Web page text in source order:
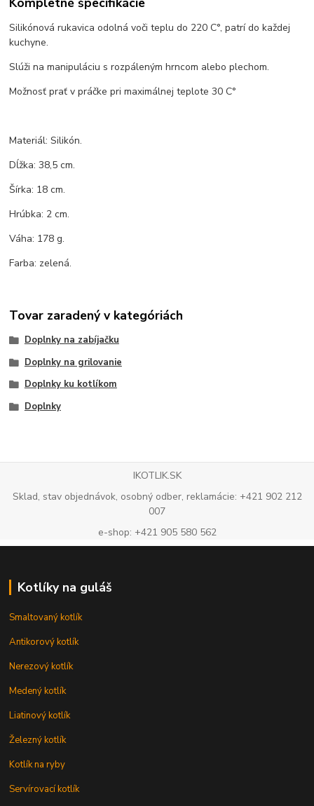
Silikónová rukavica odolná voči teplu do 220 C°, patrí do každej
kuchyne.
Slúži na manipuláciu s rozpáleným hrncom alebo plechom.
Možnosť prať v práčke pri maximálnej teplote 30 C°
Materiál: Silikón.
Dĺžka: 38,5 cm.
Šírka: 18 cm.
Hrúbka: 2 cm.
Váha: 178 g.
Farba: zelená.
Tovar zaradený v kategóriách
Doplnky na zabíjačku
Doplnky na grilovanie
Doplnky ku kotlíkom
Doplnky
IKOTLIK.SK
Sklad, stav objednávok, osobný odber, reklamácie: +421 902 212
007
e-shop: +421 905 580 562
Kotlíky na guláš
Smaltovaný kotlík
Antikorový kotlík
Nerezový kotlík
Medený kotlík
Liatinový kotlík
Železný kotlík
Kotlík na ryby
Servírovací kotlík